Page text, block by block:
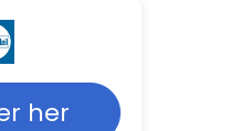
her